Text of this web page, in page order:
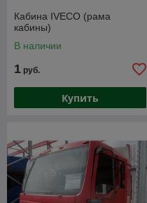
Кабина IVECO (рама
кабины)
В наличии
1 руб.
Купить